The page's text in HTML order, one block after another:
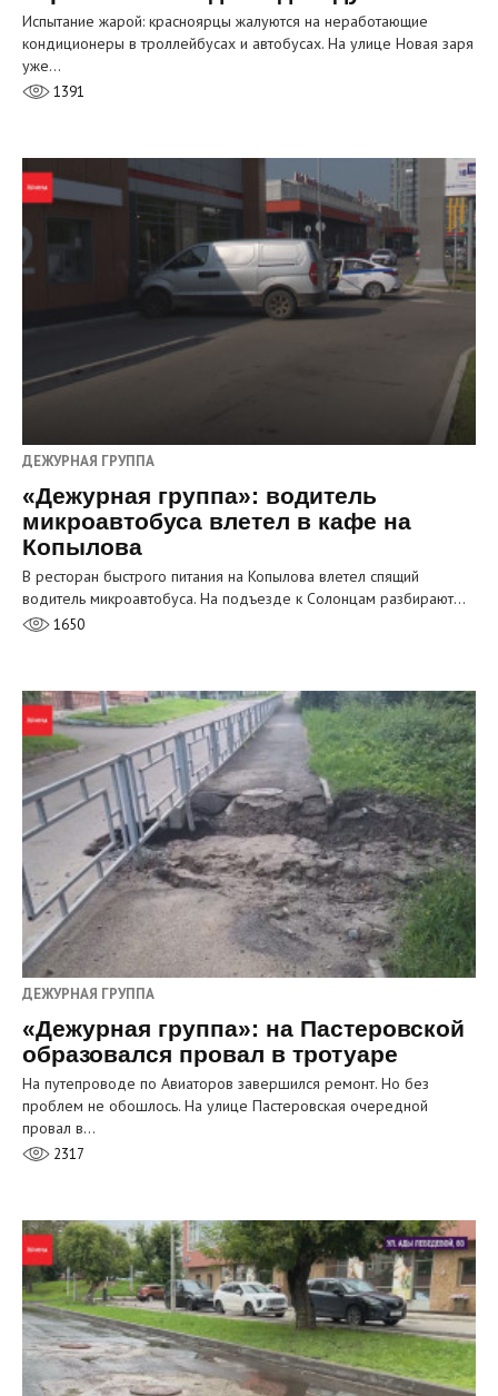
Испытание жарой: красноярцы жалуются на неработающие
кондиционеры в троллейбусах и автобусах. На улице Новая заря
уже…
1391
ДЕЖУРНАЯ ГРУППА
«Дежурная группа»: водитель
микроавтобуса влетел в кафе на
Копылова
В ресторан быстрого питания на Копылова влетел спящий
водитель микроавтобуса. На подъезде к Солонцам разбирают…
1650
ДЕЖУРНАЯ ГРУППА
«Дежурная группа»: на Пастеровской
образовался провал в тротуаре
На путепроводе по Авиаторов завершился ремонт. Но без
проблем не обошлось. На улице Пастеровская очередной
провал в…
2317